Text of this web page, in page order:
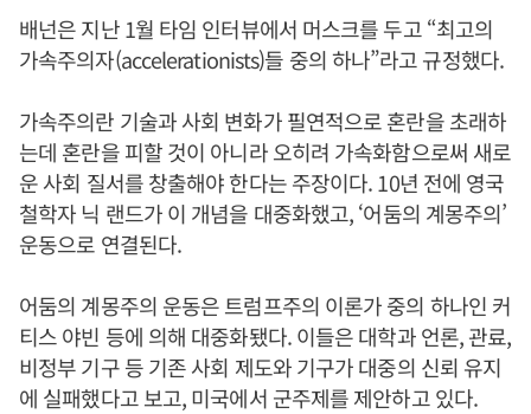
배넌은 지난 1월 타임 인터뷰에서 머스크를 두고 “최고의
가속주의자(accelerationists)들 중의 하나”라고 규정했다.
가속주의란 기술과 사회 변화가 필연적으로 혼란을 초래하
는데 혼란을 피할 것이 아니라 오히려 가속화함으로써 새로
운 사회 질서를 창출해야 한다는 주장이다. 10년 전에 영국
철학자 닉 랜드가 이 개념을 대중화했고, ‘어둠의 계몽주의’
운동으로 연결된다.
어둠의 계몽주의 운동은 트럼프주의 이론가 중의 하나인 커
티스 야빈 등에 의해 대중화됐다. 이들은 대학과 언론, 관료,
비정부 기구 등 기존 사회 제도와 기구가 대중의 신뢰 유지
에 실패했다고 보고, 미국에서 군주제를 제안하고 있다.